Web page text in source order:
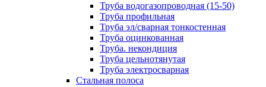
Труба водогазопроводная (15-50)
Труба профильная
Труба эл/сварная тонкостенная
Труба оцинкованная
Труба. некондиция
Труба цельнотянутая
Труба электросварная
Стальная полоса